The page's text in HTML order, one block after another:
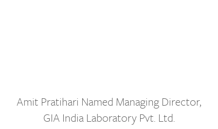
Amit Pratihari Named Managing Director,
GIA India Laboratory Pvt. Ltd.